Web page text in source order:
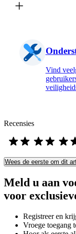
Vind
Recensies
Wees de eerste om dit
Meld u aan
voor
Registreer en
Vroege toegang